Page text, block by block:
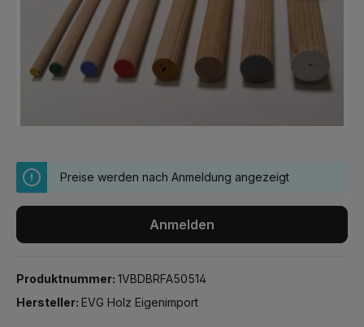
Preise werden nach Anmeldung angezeigt
Anmelden
Produktnummer: 1VBDBRFA50514
Hersteller: EVG Holz Eigenimport